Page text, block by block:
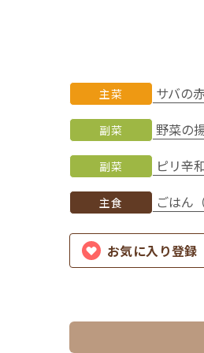
主菜 サバの
副菜 野菜の
副菜 ピリ辛
主食 ごはん
お気に入り登録